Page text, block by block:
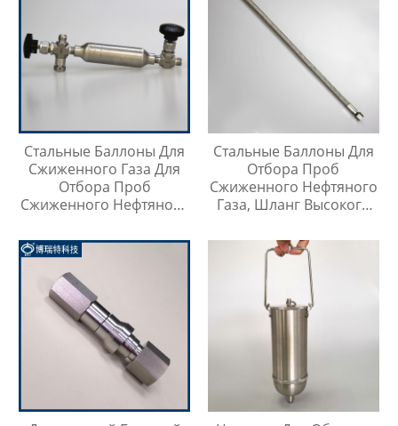
Стальные Баллоны Для
Сжиженного Газа Для
Отбора Проб
Сжиженного Нефтяного
Стальные Баллоны Для
Отбора Проб
Сжиженного Нефтяного
Газа, Шланг Высокого
Метр